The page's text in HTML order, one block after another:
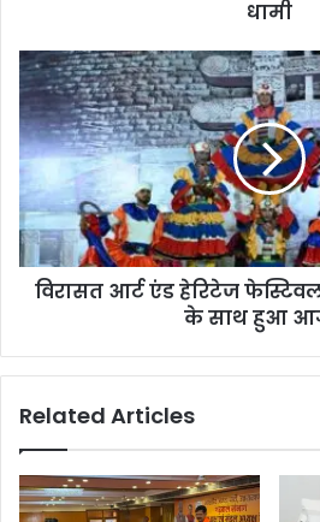
धामी
विरासत आर्ट एंड हेरिटेज
के साथ हुआ
Related Articles